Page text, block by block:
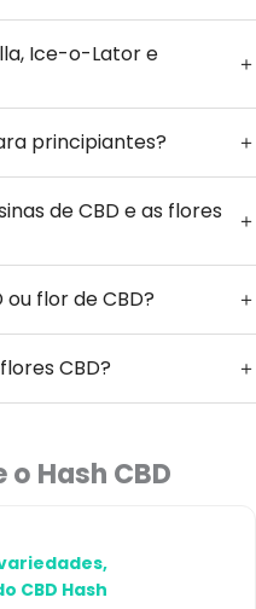
Ice-o-Lator e
principiantes?
de CBD e as flores
ou flor de CBD?
CBD?
Hash CBD
CBD Hash